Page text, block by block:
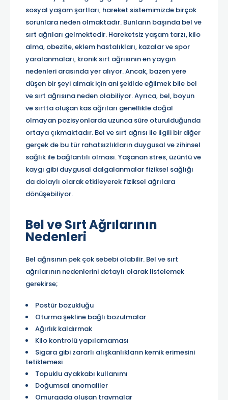
sosyal yaşam şartları, hareket sistemimizde birçok
sorunlara neden olmaktadır. Bunların başında bel ve
sırt ağrıları gelmektedir. Hareketsiz yaşam tarzı, kilo
alma, obezite, eklem hastalıkları, kazalar ve spor
yaralanmaları, kronik sırt ağrısının en yaygın
nedenleri arasında yer alıyor. Ancak, bazen yere
düşen bir şeyi almak için ani şekilde eğilmek bile bel
ve sırt ağrısına neden olabiliyor. Ayrıca, bel, boyun
ve sırtta oluşan kas ağrıları genellikle doğal
olmayan pozisyonlarda uzunca süre oturulduğunda
ortaya çıkmaktadır. Bel ve sırt ağrısı ile ilgili bir diğer
gerçek de bu tür rahatsızlıkların duygusal ve zihinsel
sağlık ile bağlantılı olması. Yaşanan stres, üzüntü ve
kaygı gibi duygusal dalgalanmalar fiziksel sağlığı
da dolaylı olarak etkileyerek fiziksel ağrılara
dönüşebiliyor.
Bel ve Sırt Ağrılarının
Nedenleri
Bel ağrısının pek çok sebebi olabilir. Bel ve sırt
ağrılarının nedenlerini detaylı olarak listelemek
gerekirse;
Postür bozukluğu
Oturma şekline bağlı bozulmalar
Ağırlık kaldırmak
Kilo kontrolü yapılamaması
Sigara gibi zararlı alışkanlıkların kemik erimesini
tetiklemesi
Topuklu ayakkabı kullanımı
Doğumsal anomaliler
Omurgada oluşan travmalar